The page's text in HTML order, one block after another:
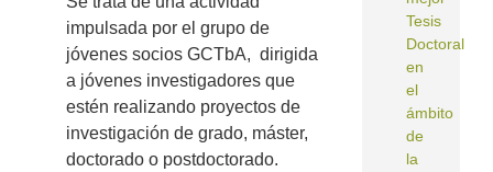
impulsada por el grupo de
jóvenes socios GCTbA, dirigida
a jóvenes investigadores que
estén realizando proyectos de
investigación de grado, máster,
doctorado o postdoctorado.
Tesis
Doctoral
en
el
ámbito
de
la